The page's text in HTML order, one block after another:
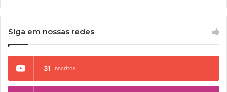
Siga em nossas redes
31 Inscritos